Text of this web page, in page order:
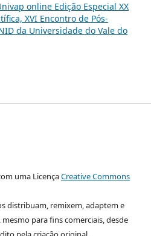
online Edição Especial XX
XVI Encontro de Pós-
da Universidade do Vale do
uma LicençaCreative Commons
distribuam, remixem, adaptem e
para fins comerciais, desde